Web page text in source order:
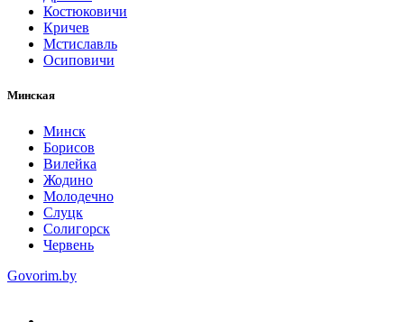
Костюковичи
Кричев
Мстиславль
Осиповичи
Минская
Минск
Борисов
Вилейка
Жодино
Молодечно
Слуцк
Солигорск
Червень
Govorim.by